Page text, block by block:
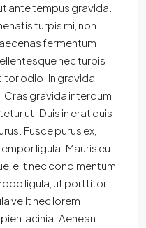
ante tempus gravida.
turpis mi, non
fermentum
nec turpis
odio. In gravida
gravida interdum
ut. Duis in erat quis
Fusce purus ex,
ligula. Mauris eu
elit nec condimentum
ligula, ut porttitor
velit nec lorem
lacinia. Aenean